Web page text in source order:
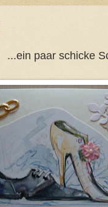
...ein paar schicke